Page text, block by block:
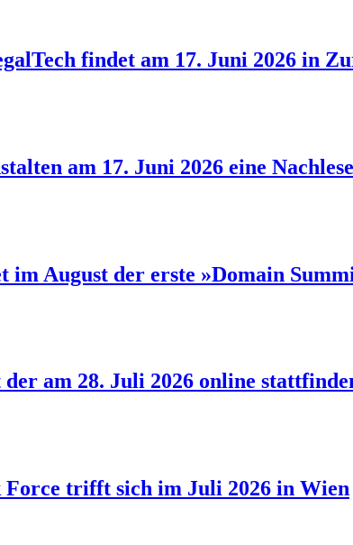
findet am 17. Juni 2026 in
am 17. Juni 2026 eine
August der erste »Domain
am 28. Juli 2026 online
trifft sich im Juli 2026 in Wien